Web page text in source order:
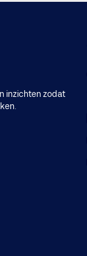
inzichten zodat